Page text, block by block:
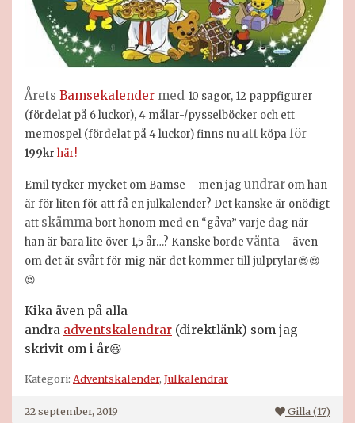
Årets Bamsekalender med 10 sagor, 12 pappfigurer
(fördelat på 6 luckor), 4 målar-/pysselböcker och ett
memospel (fördelat på 4 luckor) finns nu att köpaför
199kr här!
Emil tycker mycket om Bamse – men jag undrar om han
är för liten för att få en julkalender? Det kanske är onödigt
att skämmabort honom med en “gåva” varje dag när
han är bara lite över 1,5 år…? Kanske borde vänta – även
om det är svårt för mig när det kommer till julprylar😍😍
😍
Kika även på alla
andra adventskalendrar (direktlänk) som jag
skrivit om i år😃
Kategori: Adventskalender, Julkalendrar
22 september, 2019 Gilla (17)